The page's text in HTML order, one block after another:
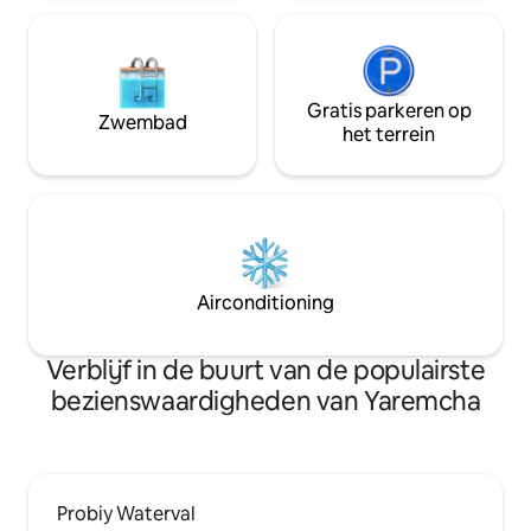
Zwembad
Gratis parkeren op
het terrein
Airconditioning
Verblijf in de buurt van de populairste
bezienswaardigheden van Yaremcha
Probiy Waterval